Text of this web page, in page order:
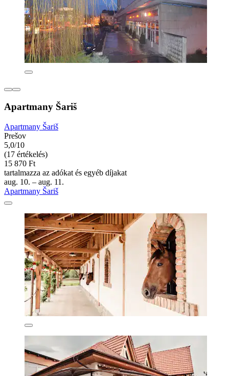
Apartmany Šariš
Apartmany Šariš
Prešov
5,0/10
(17 értékelés)
15 870 Ft
tartalmazza az adókat és egyéb díjakat
aug. 10. – aug. 11.
Apartmany Šariš